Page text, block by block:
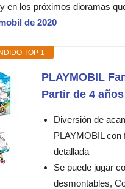
en los próximos dioramas
de 2020
TOP 1
PLAYMOBIL
Partir de 4 años
Diversión de
PLAYMOBIL con
detallada
Se puede jugar
desmontables,